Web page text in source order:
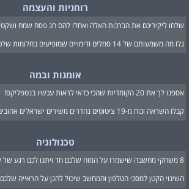
רוחניות והעצמה
שלחו ליקיריכם את הברכות האלה ואחלו להם חג פסח שמח ושקט
גלו מה משמעותם של 14 סמלים ודימויים שמופיעים בחלומות שלכם
אומנות ובמה
אספנו לך את 20 הקומדיות שהכי כדאי לראות עכשיו בנטפליקס!
קבלו השראה וכוח מ-19 ציטוטים נהדרים משירים ישראלים אהובים
טכנולוגיה
8 משחקי מחשבה שישמרו על המוח שלכם חד ויתנו לכם רגע של שקט
השינוי הקטן למסכי הטלפון והמחשב שיכול להגן על הראייה שלכם